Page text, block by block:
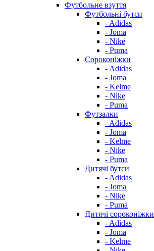
Футбольне взуття
Футбольні бутси
- Adidas
- Joma
- Nike
- Puma
Сороконіжки
- Adidas
- Joma
- Kelme
- Nike
- Puma
Футзалки
- Adidas
- Joma
- Kelme
- Nike
- Puma
Дитячі бутси
- Adidas
- Joma
- Nike
- Puma
Дитячі сороконіжки
- Adidas
- Joma
- Kelme